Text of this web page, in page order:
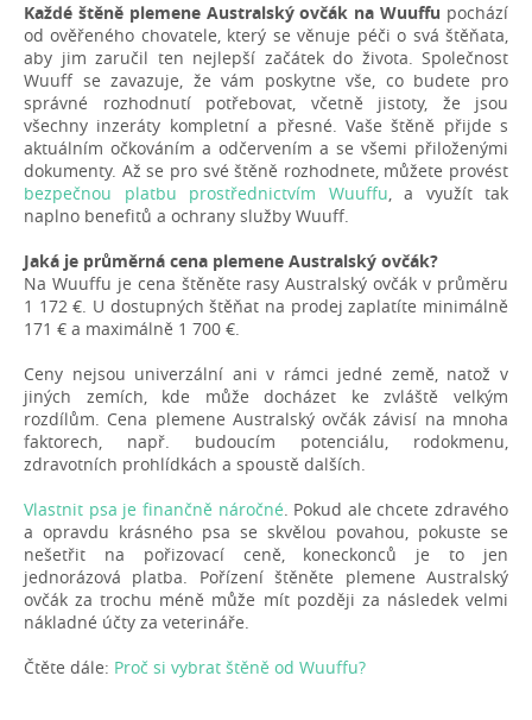
Každé štěně plemene Australský ovčák na Wuuffu pochází
od ověřeného chovatele, který se věnuje péči o svá štěňata,
aby jim zaručil ten nejlepší začátek do života. Společnost
Wuuff se zavazuje, že vám poskytne vše, co budete pro
správné rozhodnutí potřebovat, včetně jistoty, že jsou
všechny inzeráty kompletní a přesné. Vaše štěně přijde s
aktuálním očkováním a odčervením a se všemi přiloženými
dokumenty. Až se pro své štěně rozhodnete, můžete provést
bezpečnou platbu prostřednictvím Wuuffu, a využít tak
naplno benefitů a ochrany služby Wuuff.
Jaká je průměrná cena plemene Australský ovčák?
Na Wuuffu je cena štěněte rasy Australský ovčák v průměru
1 172 €. U dostupných štěňat na prodej zaplatíte minimálně
171 € a maximálně 1 700 €.
Ceny nejsou univerzální ani v rámci jedné země, natož v
jiných zemích, kde může docházet ke zvláště velkým
rozdílům. Cena plemene Australský ovčák závisí na mnoha
faktorech, např. budoucím potenciálu, rodokmenu,
zdravotních prohlídkách a spoustě dalších.
Vlastnit psa je finančně náročné. Pokud ale chcete zdravého
a opravdu krásného psa se skvělou povahou, pokuste se
nešetřit na pořizovací ceně, koneckonců je to jen
jednorázová platba. Pořízení štěněte plemene Australský
ovčák za trochu méně může mít později za následek velmi
nákladné účty za veterináře.
Čtěte dále: Proč si vybrat štěně od Wuuffu?